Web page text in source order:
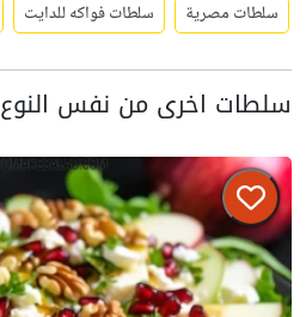
سلطات مصرية سلطات فواكه للدايت
سلطات اخرى من نفس النوع